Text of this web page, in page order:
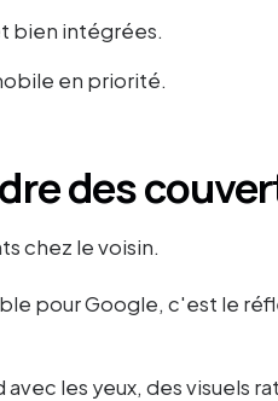
bien intégrées.
en priorité.
des
chez le voisin.
pour Google, c'est le
les yeux, des visuels